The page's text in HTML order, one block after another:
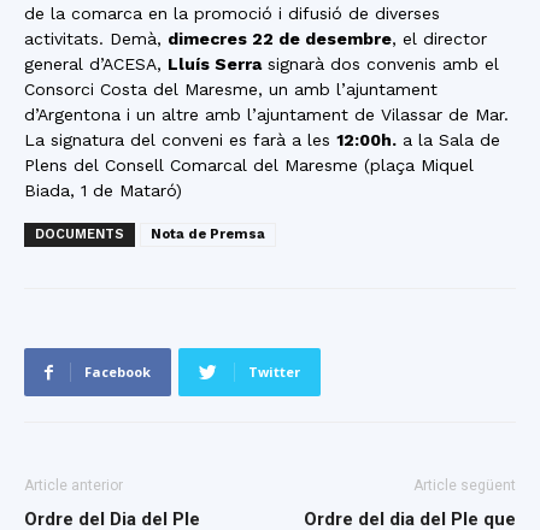
de la comarca en la promoció i difusió de diverses
activitats. Demà, dimecres 22 de desembre, el director
general d’ACESA, Lluís Serrasignarà dos convenis amb el
Consorci Costa del Maresme, un amb l’ajuntament
d’Argentona i un altre amb l’ajuntament de Vilassar de Mar.
La signatura del conveni es farà a les 12:00h. a la Sala de
Plens del Consell Comarcal del Maresme (plaça Miquel
Biada, 1 de Mataró)
DOCUMENTS Nota de Premsa
Facebook Twitter
Article anterior
Ordre del Dia del Ple
Article següent
Ordre del dia del Ple que